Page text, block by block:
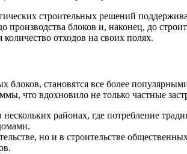
строительных решений
блоков и, наконец, до
отходов на своих полях.
становятся все более
что вдохновило не только частные
районах, где потребление
но и в строительстве